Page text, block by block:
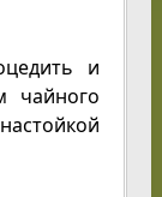
и
чайного